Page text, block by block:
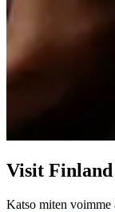
Visit Finland
Katso miten voimme